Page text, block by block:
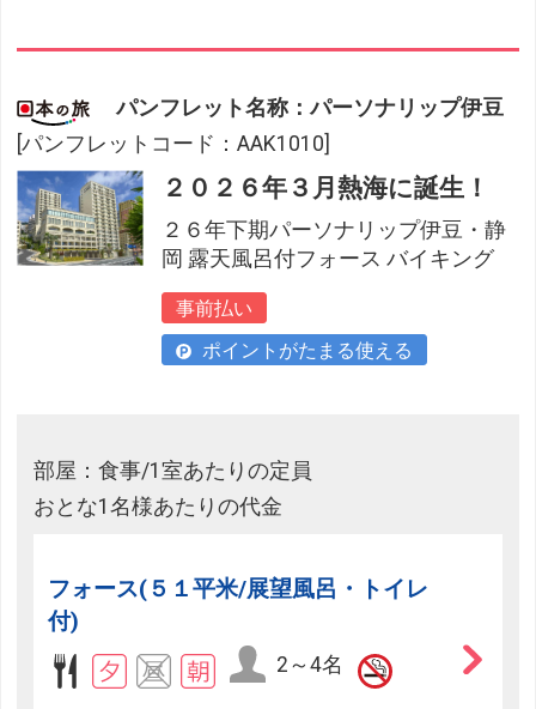
パンフレット名称：パーソナリップ伊豆
[パンフレットコード：AAK1010]
２０２６年３月熱海に誕生！
２６年下期パーソナリップ伊豆・静
岡 露天風呂付フォース バイキング
事前払い
ポイントがたまる使える
部屋：食事/1室あたりの定員
おとな1名様あたりの代金
フォース(５１平米/展望風呂・トイレ
付)
2～4名